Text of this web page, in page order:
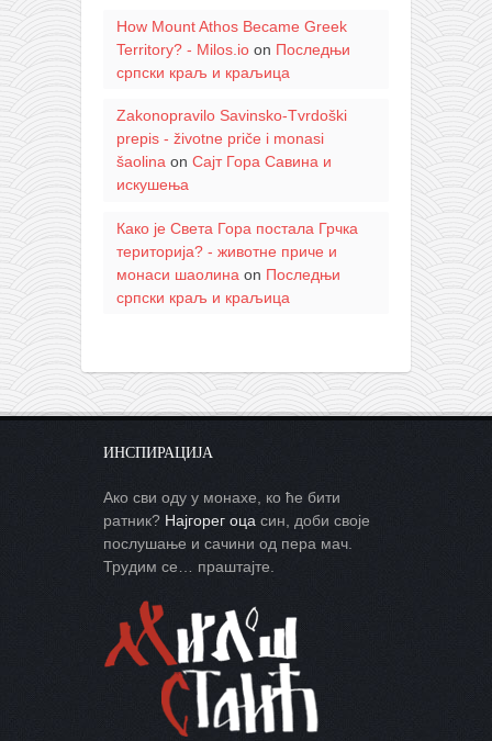
How Mount Athos Became Greek
Territory? - Milos.ioon Последњи
српски краљ и краљица
Zakonopravilo Savinsko-Tvrdoški
prepis - životne priče i monasi
šaolina on Сајт Гора Савина и
искушења
Како је Света Гора постала Грчка
територија? - животне приче и
монаси шаолина on Последњи
српски краљ и краљица
ИНСПИРАЦИЈА
Ако сви оду у монахе, ко ће бити
ратник? Најгорег оца син, доби своје
послушање и сачини од пера мач.
Трудим се… праштајте.